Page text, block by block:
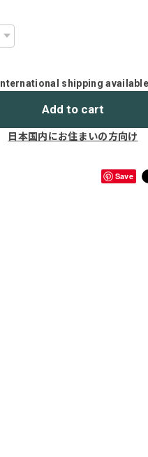
International shipping
Add to cart
日本国内にお住まいの方向け
Save